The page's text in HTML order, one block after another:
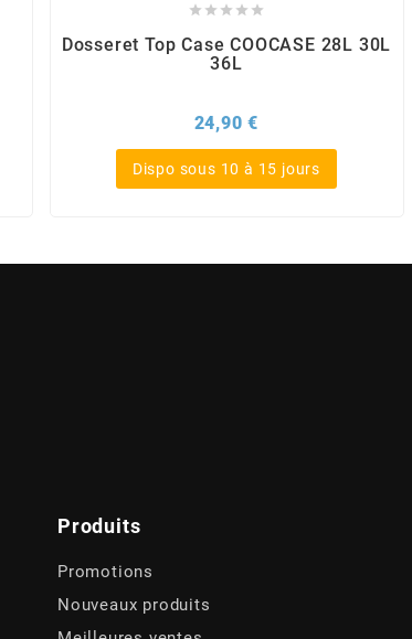
    
Dosseret Top Case COOCASE 28L 30L
36L
24,90 €
Dispo sous 10 à 15 jours
Produits
Promotions
Nouveaux produits